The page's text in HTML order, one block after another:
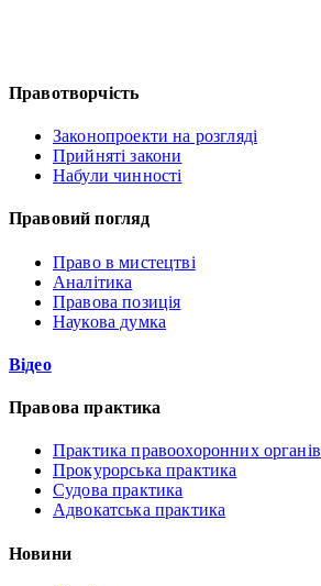
Правотворчість
Законопроекти на розгляді
Прийняті закони
Набули чинності
Правовий погляд
Право в мистецтві
Аналітика
Правова позиція
Наукова думка
Відео
Правова практика
Практика правоохоронних органів
Прокурорська практика
Судова практика
Адвокатська практика
Новини